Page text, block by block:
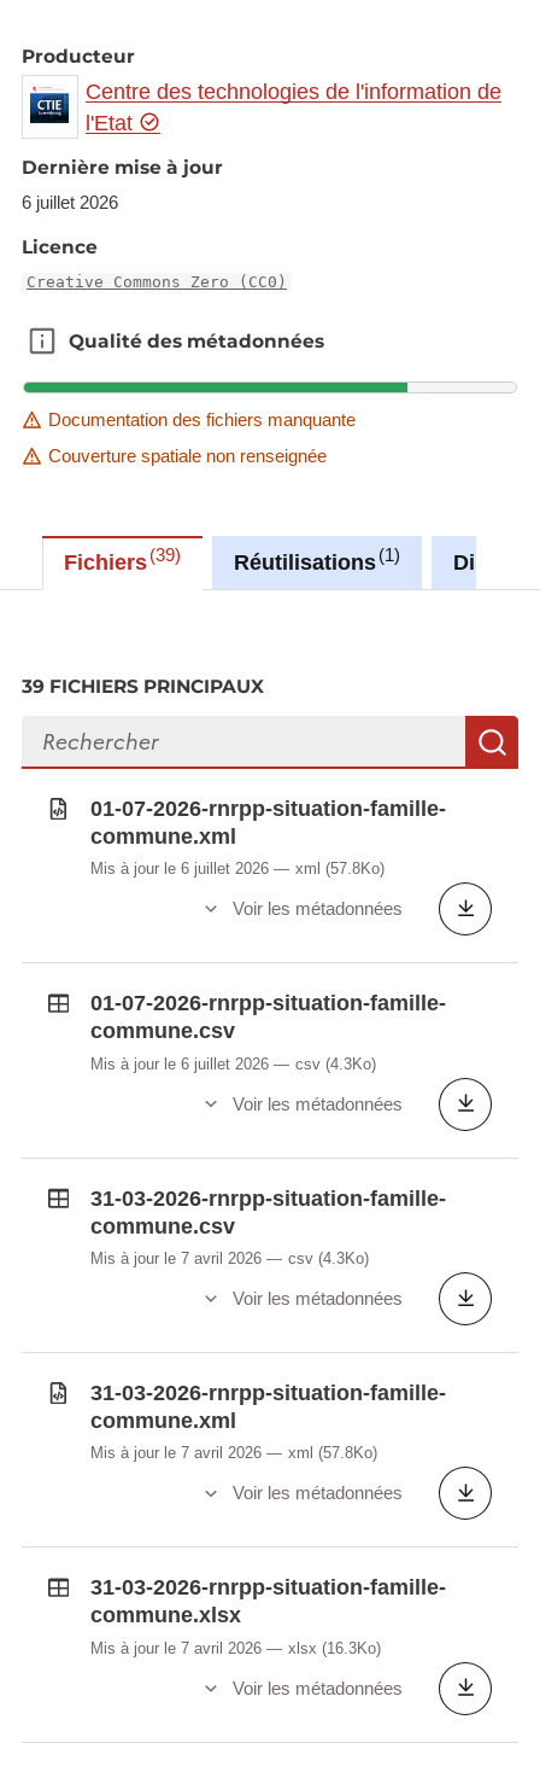
divorced, civil union (PACS), separated or
unknown.
Producteur
Centre des technologies de l'information de
l'Etat
Dernière mise à jour
6 juillet 2026
Licence
Creative Commons Zero (CC0)
Qualité des métadonnées
Qualité des métadonnées
Documentation des fichiers manquante
Couverture spatiale non renseignée
Fichiers 39 Réutilisations 1
39 FICHIERS PRINCIPAUX
Rechercher des fichiers
01-07-2026-rnrpp-situation-famille-
commune.xml
Mis à jour le 6 juillet 2026 xml (57.8Ko)
Voir les métadonnées
01-07-2026-rnrpp-situation-famille-
commune.csv
Mis à jour le 6 juillet 2026 csv (4.3Ko)
Voir les métadonnées
31-03-2026-rnrpp-situation-famille-
commune.csv
Mis à jour le 7 avril 2026 csv (4.3Ko)
Voir les métadonnées
31-03-2026-rnrpp-situation-famille-
commune.xml
Mis à jour le 7 avril 2026 xml (57.8Ko)
Voir les métadonnées
31-03-2026-rnrpp-situation-famille-
commune.xlsx
Mis à jour le 7 avril 2026 xlsx (16.3Ko)
Voir les métadonnées